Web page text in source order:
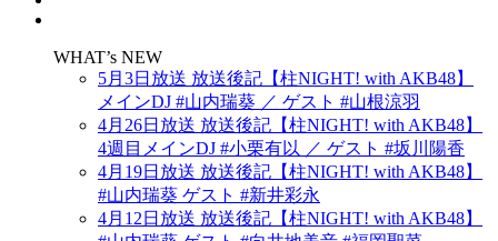
WHAT’s NEW
5月3日放送 放送後記【柱NIGHT! with AKB48】
メインDJ #山内瑞葵 ／ ゲスト #山根涼羽
4月26日放送 放送後記【柱NIGHT! with AKB48】
4週目メインDJ #小栗有以 ／ ゲスト #坂川陽香
4月19日放送 放送後記【柱NIGHT! with AKB48】
#山内瑞葵 ゲスト #新井彩永
4月12日放送 放送後記【柱NIGHT! with AKB48】